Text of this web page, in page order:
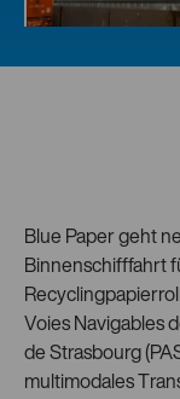
Blue Paper geht
Binnenschifffahrt
Voies Navigables
de Strasbourg
multimodales